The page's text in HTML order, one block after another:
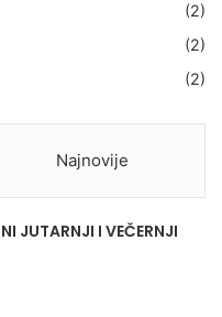
(2)
(2)
(2)
Najnovije
JUTARNJI I VEČERNJI